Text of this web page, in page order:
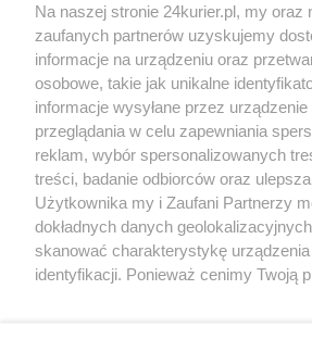
Chór Politechniki Morskiej
piątkowy koncert
POGODA
29℃
Zobacz prognozę na 3 dni
Na naszej stronie 24kurier.pl, my oraz
zaufanych partnerów uzyskujemy
informacje na urządzeniu oraz
osobowe, takie jak unikalne
informacje wysyłane przez
przeglądania w celu zapewniania
reklam, wybór spersonalizowanych
treści, badanie odbiorców oraz
Użytkownika my i Zaufani Partnerzy
dokładnych danych
skanować charakterystykę
identyfikacji. Ponieważ cenimy Twoją